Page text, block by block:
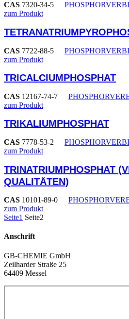
CAS 7320-34-5
zum Produkt
CAS 7722-88-5
zum Produkt
TRICALCIUMPHOSPHAT
CAS 12167-74-7
zum Produkt
TRIKALIUMPHOSPHAT
CAS 7778-53-2
zum Produkt
TRINATRIUMPHOSPHAT
QUALITÄTEN)
CAS 10101-89-0
zum Produkt
Seite1 Seite2
Anschrift
GB-CHEMIE GmbH
Zeilharder Straße 25
64409 Messel